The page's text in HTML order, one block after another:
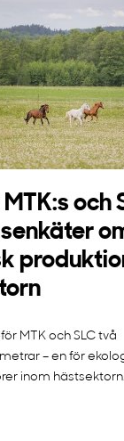
och
MTK och SLC två
– en för
inom